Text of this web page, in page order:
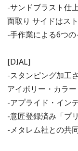
-サンドブラスト仕
面取り サイドはス
-手作業による6つ
[DIAL]
-スタンピング加工
アイボリー・カラー
-アプライド・イン
-意匠登録済み「プ
-メタレム社との共